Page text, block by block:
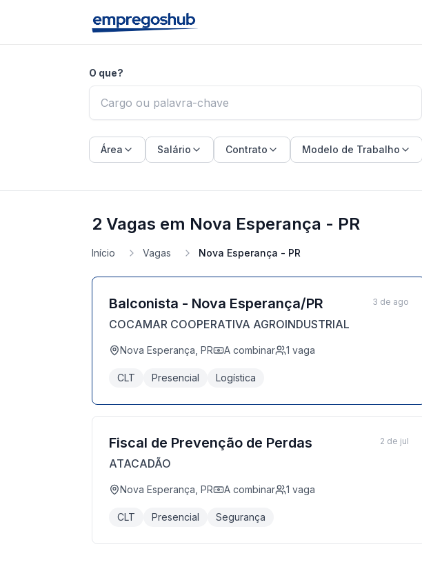
O que?
Área Salário Contrato Modelo de Trabalho
2 Vagas em Nova Esperança - PR
Início Vagas Nova Esperança - PR
Balconista - Nova Esperança/PR
COCAMAR COOPERATIVA AGROINDUSTRIAL
Nova Esperança, PR A combinar 1 vaga
CLT Presencial Logística
3 de ago
Fiscal de Prevenção de Perdas
ATACADÃO
Nova Esperança, PR A combinar 1 vaga
CLT Presencial Segurança
2 de jul